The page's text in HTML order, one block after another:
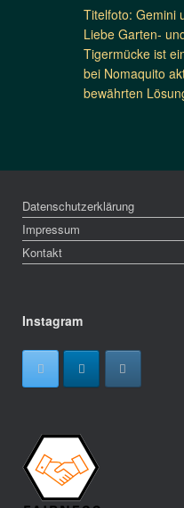
Titelfoto: Gemini
Liebe Garten-
Tigermücke ist
bei Nomaquito
bewährten
Datenschutzerklärung
Impressum
Kontakt
Instagram